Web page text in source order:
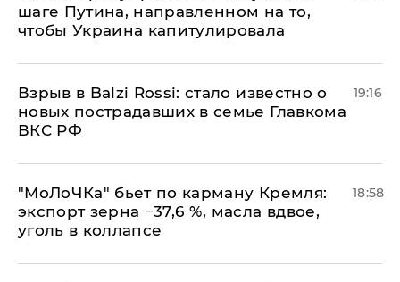
шаге Путина, направленном на то,
чтобы Украина капитулировала
Взрыв в Balzi Rossi: стало известно о
новых пострадавших в семье Главкома
ВКС РФ
19:16
​"МоЛоЧКа" бьет по карману Кремля:
экспорт зерна −37,6 %, масла вдвое,
уголь в коллапсе
18:58